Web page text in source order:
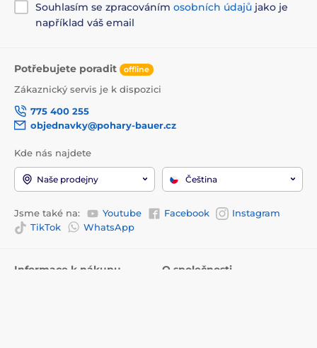
Souhlasím se zpracováním osobních údajů jako je
například váš email
Potřebujete poradit offline
Zákaznický servis je k dispozici
775 400 255
objednavky@pohary-bauer.cz
Kde nás najdete
Naše prodejny Čeština
Jsme také na: Youtube Facebook
Instagram
TikTok
WhatsApp
Informace k nákupu O společnosti